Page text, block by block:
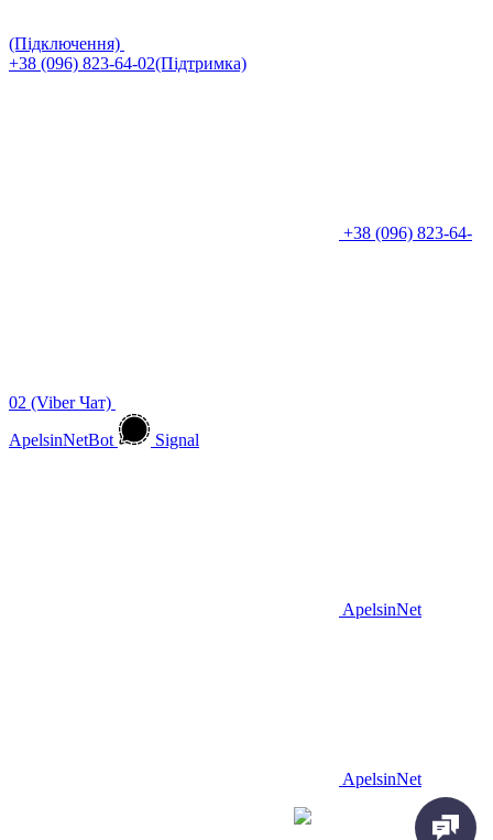
(Підключення)
+38 (096) 823-64-02(Підтримка)
+38 (096) 823-64-
02 (Viber Чат)
ApelsinNetBot
Signal
ApelsinNet
ApelsinNet